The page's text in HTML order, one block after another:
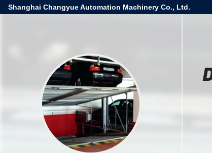
Shanghai Changyue Automation Machinery Co., Ltd.